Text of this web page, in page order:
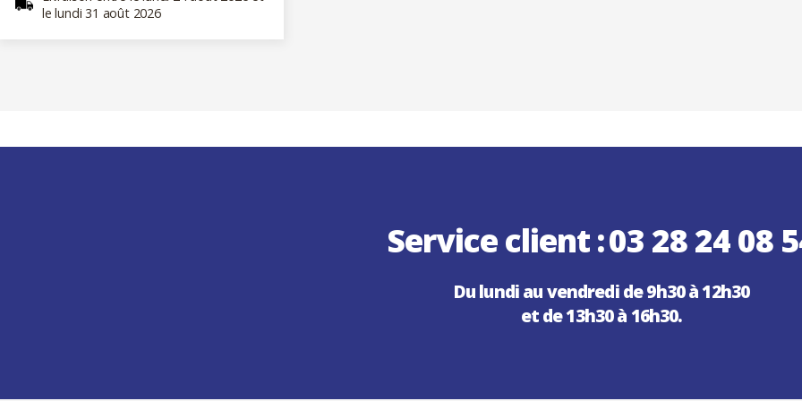
le lundi 31 août 2026
Service client :03 28 24 08
Du lundi au vendredi de 9h30 à 12h30
et de 13h30 à 16h30.